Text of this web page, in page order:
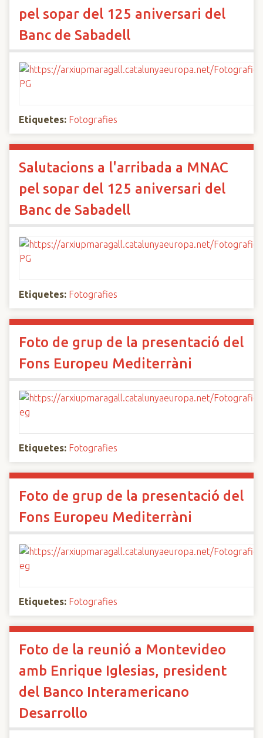
pel sopar del 125 aniversari del
Banc de Sabadell
Etiquetes: Fotografies
Salutacions a l'arribada a MNAC
pel sopar del 125 aniversari del
Banc de Sabadell
Etiquetes: Fotografies
Foto de grup de la presentació del
Fons Europeu Mediterràni
Etiquetes: Fotografies
Foto de grup de la presentació del
Fons Europeu Mediterràni
Etiquetes: Fotografies
Foto de la reunió a Montevideo
amb Enrique Iglesias, president
del Banco Interamericano
Desarrollo